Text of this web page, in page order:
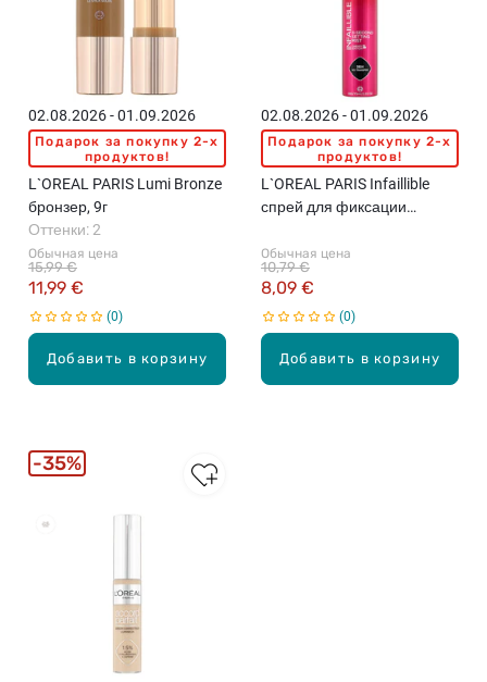
Добавить в корзину
02.08.2026 - 01.09.2026
Подарок за покупку 2-x
продуктов!
L`OREAL PARIS Lumi Bronze
бронзер, 9г
Обычная цена
11,99 €
15,99 €
Оттенки: 2
0
Добавить в корзину
02.08.2026 - 01.09.2026
Подарок за покупку 2-x
продуктов!
L`OREAL PARIS Infaillible
спрей для фиксации
Обычная цена
8,09 €
10,79 €
0
35%